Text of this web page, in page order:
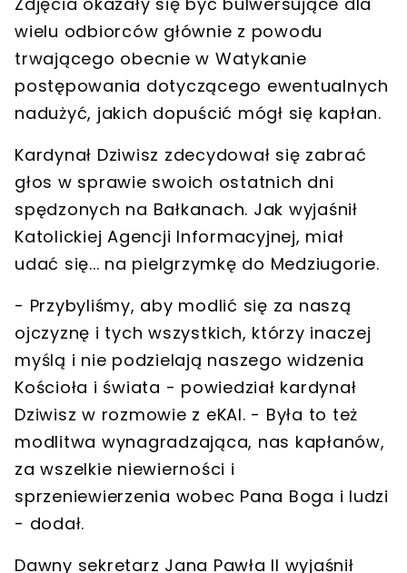
wielu odbiorców głównie z powodu
trwającego obecnie w Watykanie
postępowania dotyczącego ewentualnych
nadużyć, jakich dopuścić mógł się kapłan.
Kardynał Dziwisz zdecydował się zabrać
głos w sprawie swoich ostatnich dni
spędzonych na Bałkanach. Jak wyjaśnił
Katolickiej Agencji Informacyjnej, miał
udać się... na pielgrzymkę do Medziugorie.
- Przybyliśmy, aby modlić się za naszą
ojczyznę i tych wszystkich, którzy inaczej
myślą i nie podzielają naszego widzenia
Kościoła i świata - powiedział kardynał
Dziwisz w rozmowie z eKAI. - Była to też
modlitwa wynagradzająca, nas kapłanów,
za wszelkie niewierności i
sprzeniewierzenia wobec Pana Boga i ludzi
- dodał.
Dawny sekretarz Jana Pawła II wyjaśnił